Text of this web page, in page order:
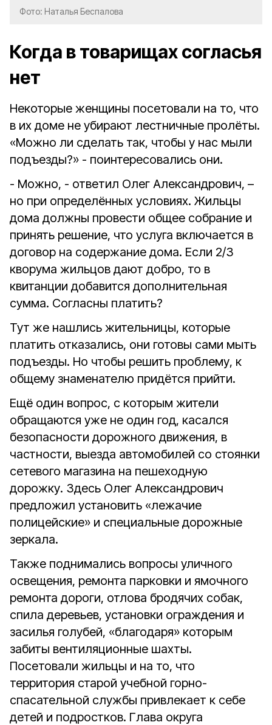
Фото: Наталья Беспалова
Когда в товарищах согласья
нет
Некоторые женщины посетовали на то, что
в их доме не убирают лестничные пролёты.
«Можно ли сделать так, чтобы у нас мыли
подъезды?» - поинтересовались они.
- Можно, - ответил Олег Александрович, –
но при определённых условиях. Жильцы
дома должны провести общее собрание и
принять решение, что услуга включается в
договор на содержание дома. Если 2/3
кворума жильцов дают добро, то в
квитанции добавится дополнительная
сумма. Согласны платить?
Тут же нашлись жительницы, которые
платить отказались, они готовы сами мыть
подъезды. Но чтобы решить проблему, к
общему знаменателю придётся прийти.
Ещё один вопрос, с которым жители
обращаются уже не один год, касался
безопасности дорожного движения, в
частности, выезда автомобилей со стоянки
сетевого магазина на пешеходную
дорожку. Здесь Олег Александрович
предложил установить «лежачие
полицейские» и специальные дорожные
зеркала.
Также поднимались вопросы уличного
освещения, ремонта парковки и ямочного
ремонта дороги, отлова бродячих собак,
спила деревьев, установки ограждения и
засилья голубей, «благодаря» которым
забиты вентиляционные шахты.
Посетовали жильцы и на то, что
территория старой учебной горно-
спасательной службы привлекает к себе
детей и подростков. Глава округа